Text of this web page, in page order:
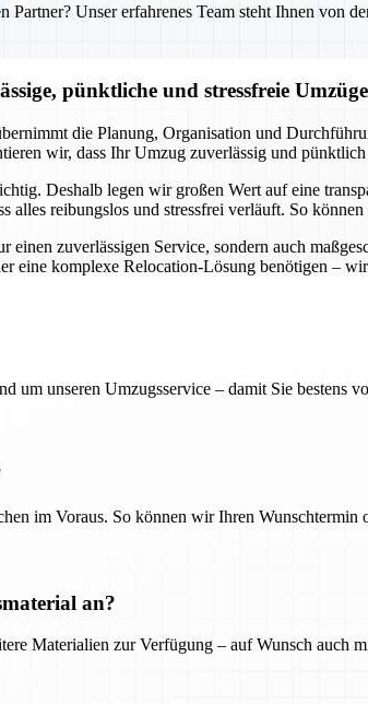
Partner? Unser erfahrenes Team steht Ihnen von
pünktliche und stressfreie Umzüge
die Planung, Organisation und
wir, dass Ihr Umzug zuverlässig und
Deshalb legen wir großen Wert auf eine
alles reibungslos und stressfrei verläuft. So
zuverlässigen Service, sondern auch
eine komplexe Relocation-Lösung benötigen –
um unseren Umzugsservice – damit Sie bestens
im Voraus. So können wir Ihren Wunschtermin
an?
Materialien zur Verfügung – auf Wunsch auch